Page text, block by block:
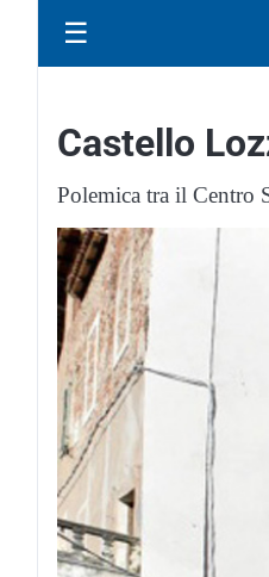
☰
Castello
Polemica tra il Centro